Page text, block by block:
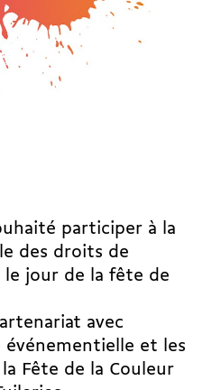
participer à la
des droits de
le jour de la fête de
avec
événementielle et les
Fête de la Couleur